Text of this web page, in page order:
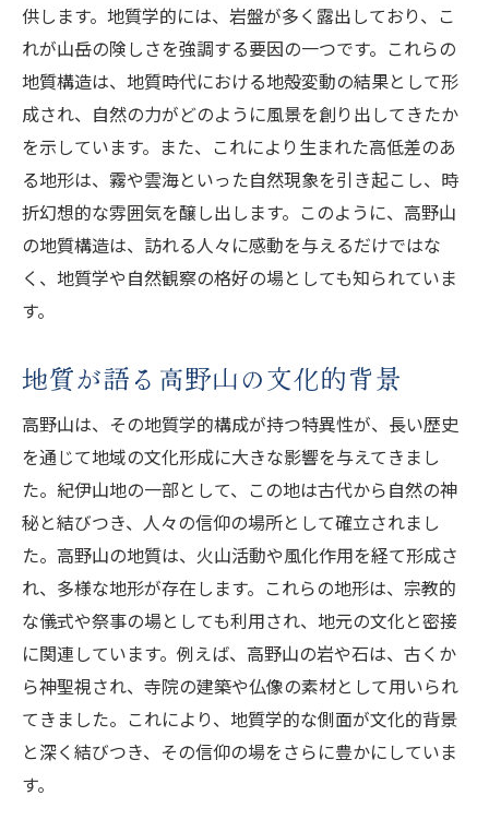
供します。地質学的には、岩盤が多く露出しており、こ
れが山岳の険しさを強調する要因の一つです。これらの
地質構造は、地質時代における地殻変動の結果として形
成され、自然の力がどのように風景を創り出してきたか
を示しています。また、これにより生まれた高低差のあ
る地形は、霧や雲海といった自然現象を引き起こし、時
折幻想的な雰囲気を醸し出します。このように、高野山
の地質構造は、訪れる人々に感動を与えるだけではな
く、地質学や自然観察の格好の場としても知られていま
す。
地質が語る高野山の文化的背景
高野山は、その地質学的構成が持つ特異性が、長い歴史
を通じて地域の文化形成に大きな影響を与えてきまし
た。紀伊山地の一部として、この地は古代から自然の神
秘と結びつき、人々の信仰の場所として確立されまし
た。高野山の地質は、火山活動や風化作用を経て形成さ
れ、多様な地形が存在します。これらの地形は、宗教的
な儀式や祭事の場としても利用され、地元の文化と密接
に関連しています。例えば、高野山の岩や石は、古くか
ら神聖視され、寺院の建築や仏像の素材として用いられ
てきました。これにより、地質学的な側面が文化的背景
と深く結びつき、その信仰の場をさらに豊かにしていま
す。